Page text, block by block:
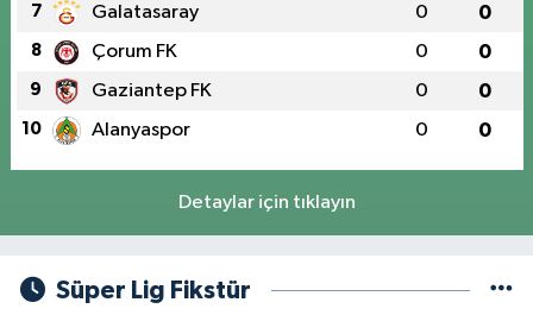
7 Galatasaray 0 0
8 Çorum FK 0 0
9 Gaziantep FK 0 0
10 Alanyaspor 0 0
Detaylar için tıklayın
Süper Lig Fikstür